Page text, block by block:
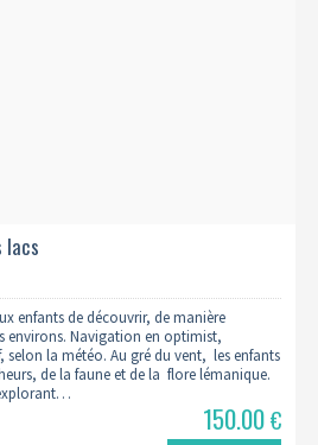
lacs
enfants de découvrir, de manière
environs. Navigation en optimist,
la météo. Au gré du vent, les enfants
de la faune et de la flore lémanique.
150.00€